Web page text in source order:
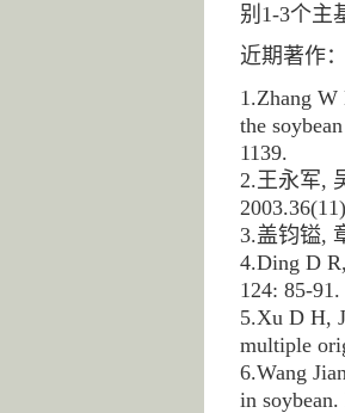
别1-3个主
近期著作：
1.Zhang
the
1139.
2.王永军,
3.盖钧镒,
4.Ding D
124: 85-91.
5.Xu D H,
multiple
6.Wang
in